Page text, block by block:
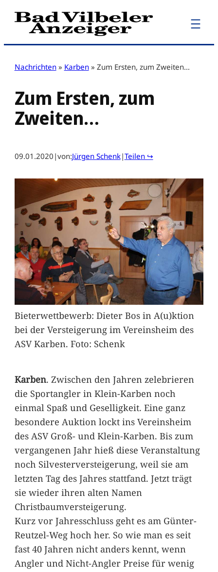
Zum
Inhalt
Nachrichten » Karben » Zum Ersten, zum Zweiten…
Zum Ersten, zum
Zweiten…
09.01.2020 |von:Jürgen Schenk|Teilen ↪
Bieterwettbewerb: Dieter Bos in A(u)ktion
bei der Versteigerung im Vereinsheim des
ASV Karben. Foto: Schenk
Karben. Zwischen den Jahren zelebrieren
die Sportangler in Klein-Karben noch
einmal Spaß und Geselligkeit. Eine ganz
besondere Auktion lockt ins Vereinsheim
des ASV Groß- und Klein-Karben. Bis zum
vergangenen Jahr hieß diese Veranstaltung
noch Silvesterversteigerung, weil sie am
letzten Tag des Jahres stattfand. Jetzt trägt
sie wieder ihren alten Namen
Christbaumversteigerung.
Kurz vor Jahresschluss geht es am Günter-
Reutzel-Weg hoch her. So wie man es seit
fast 40 Jahren nicht anders kennt, wenn
Angler und Nicht-Angler Preise für wenig